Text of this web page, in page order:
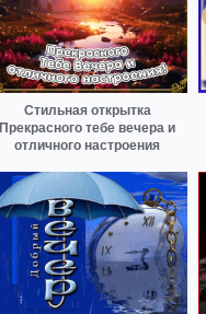
Стильная открытка
Прекрасного тебе вечера и
отличного настроения